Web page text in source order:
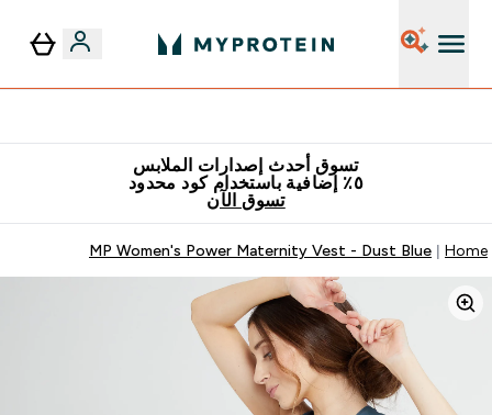
تسوق أحدث إصدارات الملابس
٥٪ إضافية باستخدام كود محدود
تسوق الآن
Home
MP Women's Power Maternity Vest - Dust Blue